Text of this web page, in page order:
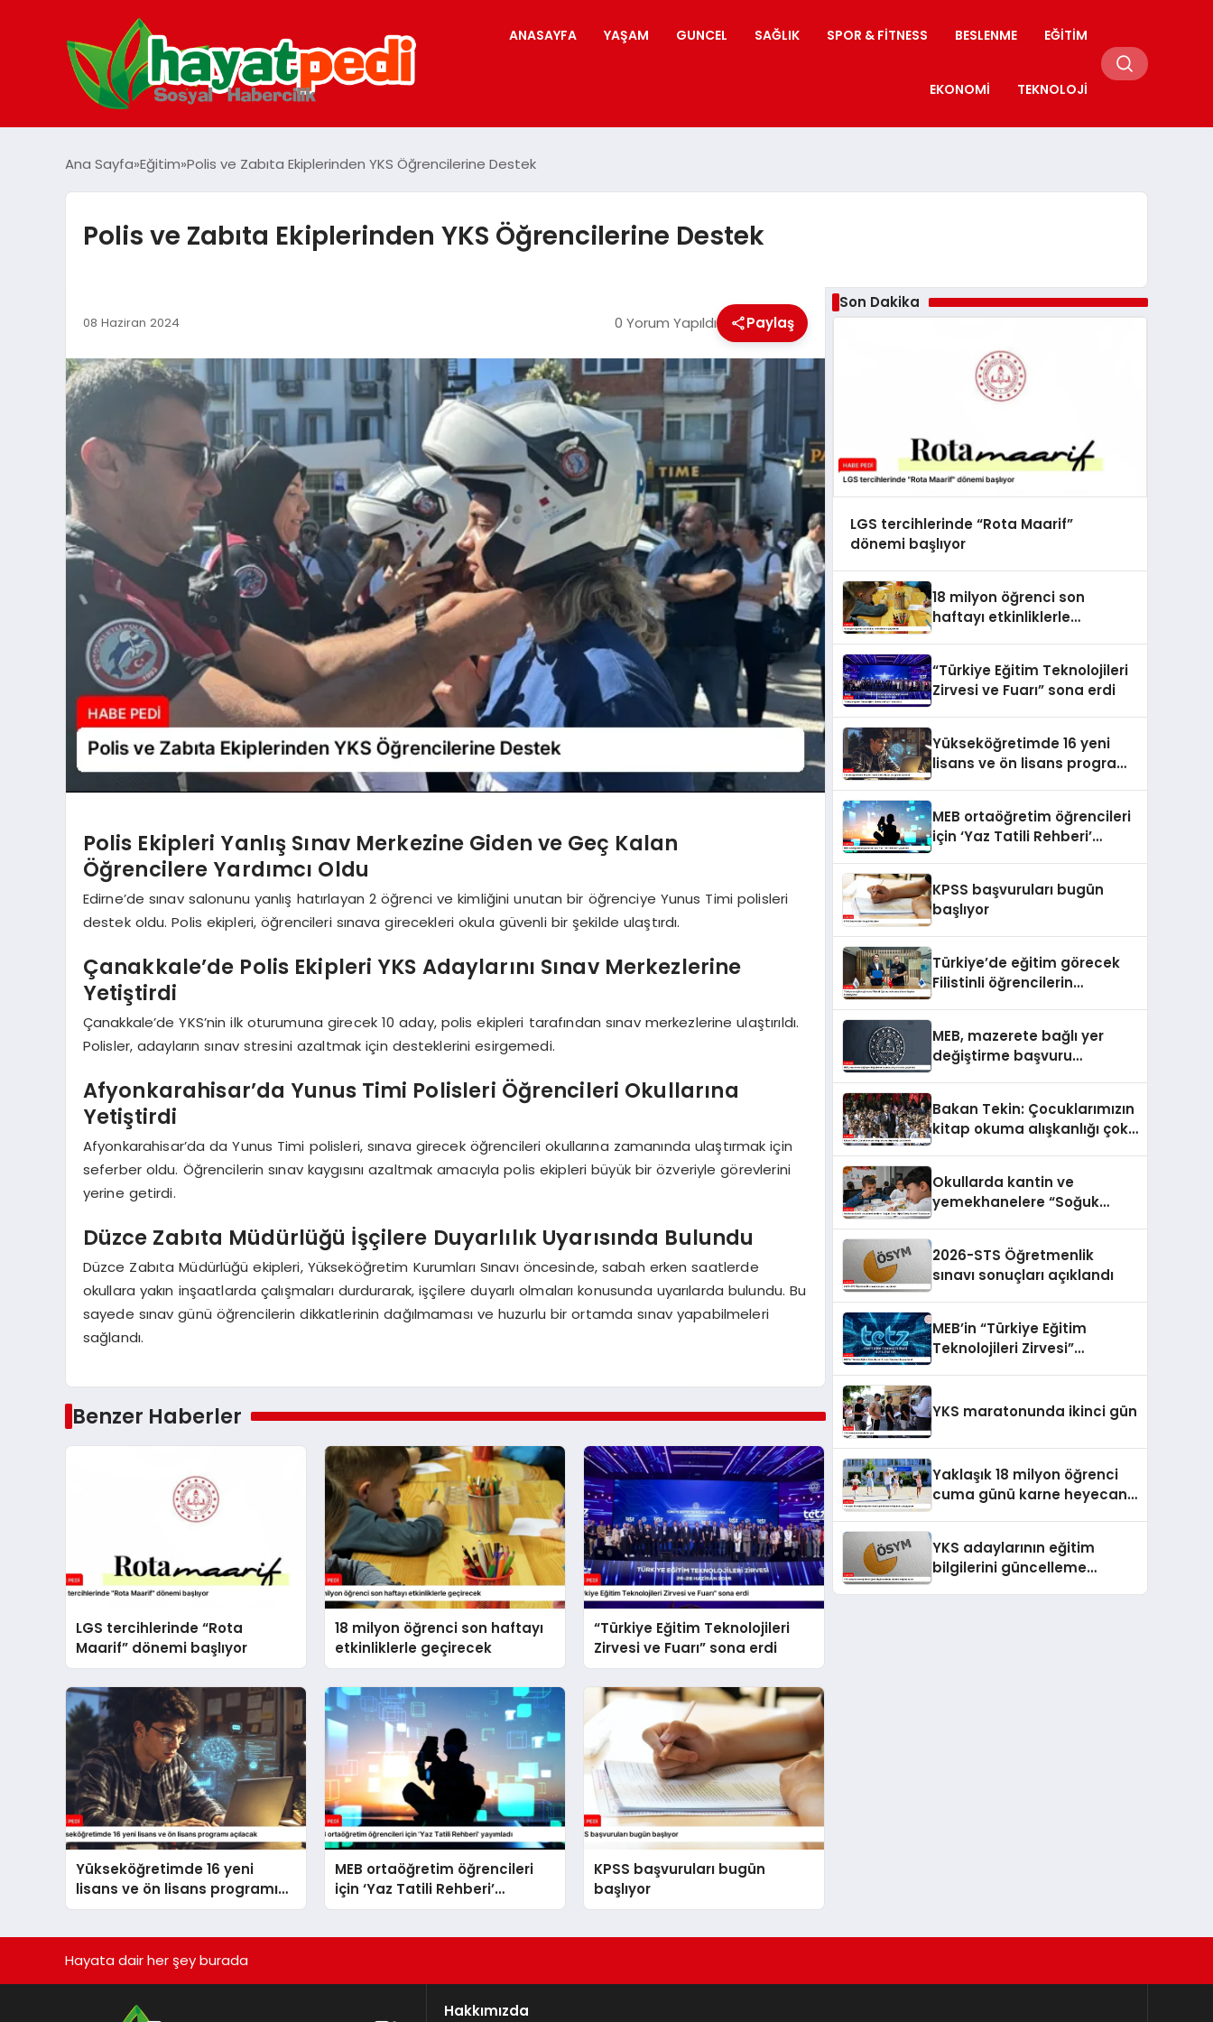
ANASAYFA YAŞAM GUNCEL SAĞLIK SPOR & FITNESS BESLENME EĞITIM
EKONOMI TEKNOLOJI
Ana Sayfa Eğitim Polis ve Zabıta Ekiplerinden YKS Öğrencilerine Destek
Polis ve Zabıta Ekiplerinden YKS Öğrencilerine Destek
08 Haziran 2024 0 Yorum Yapıldı Paylaş
Polis Ekipleri Yanlış Sınav Merkezine Giden ve Geç Kalan
Öğrencilere Yardımcı Oldu
Edirne’de sınav salonunu yanlış hatırlayan 2 öğrenci ve kimliğini unutan bir öğrenciye Yunus Timi polisleri
destek oldu. Polis ekipleri, öğrencileri sınava girecekleri okula güvenli bir şekilde ulaştırdı.
Çanakkale’de Polis Ekipleri YKS Adaylarını Sınav Merkezlerine
Yetiştirdi
Çanakkale’de YKS’nin ilk oturumuna girecek 10 aday, polis ekipleri tarafından sınav merkezlerine ulaştırıldı.
Polisler, adayların sınav stresini azaltmak için desteklerini esirgemedi.
Afyonkarahisar’da Yunus Timi Polisleri Öğrencileri Okullarına
Yetiştirdi
Afyonkarahisar’da da Yunus Timi polisleri, sınava girecek öğrencileri okullarına zamanında ulaştırmak için
seferber oldu. Öğrencilerin sınav kaygısını azaltmak amacıyla polis ekipleri büyük bir özveriyle görevlerini
yerine getirdi.
Düzce Zabıta Müdürlüğü İşçilere Duyarlılık Uyarısında Bulundu
Düzce Zabıta Müdürlüğü ekipleri, Yükseköğretim Kurumları Sınavı öncesinde, sabah erken saatlerde
okullara yakın inşaatlarda çalışmaları durdurarak, işçilere duyarlı olmaları konusunda uyarılarda bulundu. Bu
sayede sınav günü öğrencilerin dikkatlerinin dağılmaması ve huzurlu bir ortamda sınav yapabilmeleri
sağlandı.
Benzer Haberler
LGS tercihlerinde “Rota
Maarif” dönemi başlıyor
18 milyon öğrenci son haftayı
etkinliklerle geçirecek
“Türkiye Eğitim Teknolojileri
Zirvesi ve Fuarı” sona erdi
Yükseköğretimde 16 yeni
lisans ve ön lisans programı
açılacak
MEB ortaöğretim öğrencileri
için ‘Yaz Tatili Rehberi’
yayımladı
KPSS başvuruları bugün
başlıyor
Son Dakika
LGS tercihlerinde “Rota Maarif”
dönemi başlıyor
18 milyon öğrenci son
haftayı etkinliklerle
“Türkiye Eğitim Teknolojileri
Zirvesi ve Fuarı” sona erdi
Yükseköğretimde 16 yeni
lisans ve ön lisans programı
MEB ortaöğretim öğrencileri
için ‘Yaz Tatili Rehberi’
KPSS başvuruları bugün
başlıyor
Türkiye’de eğitim görecek
Filistinli öğrencilerin
MEB, mazerete bağlı yer
değiştirme başvuru
Bakan Tekin: Çocuklarımızın
kitap okuma alışkanlığı çok
Okullarda kantin ve
yemekhanelere “Soğuk
2026-STS Öğretmenlik
sınavı sonuçları açıklandı
MEB’in “Türkiye Eğitim
Teknolojileri Zirvesi”
YKS maratonunda ikinci gün
Yaklaşık 18 milyon öğrenci
cuma günü karne heyecanı
YKS adaylarının eğitim
bilgilerini güncelleme
Hayata dair her şey burada
Hakkımızda